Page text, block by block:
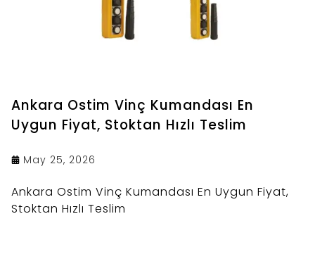
Ankara Ostim Vinç Kumandası En
Uygun Fiyat, Stoktan Hızlı Teslim
May 25, 2026
Ankara Ostim Vinç Kumandası En Uygun Fiyat,
Stoktan Hızlı Teslim